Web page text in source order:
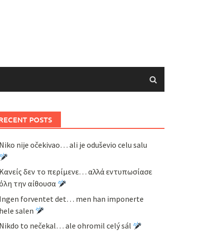
POSTS
Niko nije očekivao… ali je oduševio celu salu
Κανείς δεν το περίμενε… αλλά εντυπωσίασε
την αίθουσα
Ingen forventet det… men han imponerte
hele salen
Nikdo to nečekal… ale ohromil celý sál